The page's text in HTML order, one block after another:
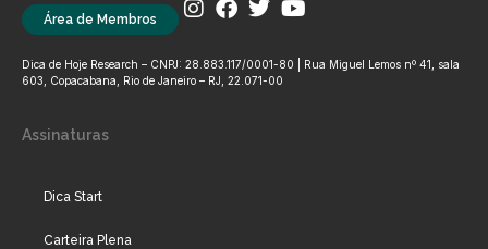
Área de Membros
Dica de Hoje Research – CNPJ: 28.883.117/0001-80 | Rua Miguel Lemos nº 41, sala
603, Copacabana, Rio de Janeiro – RJ, 22.071-00
Assinaturas
Dica Start
Carteira Plena